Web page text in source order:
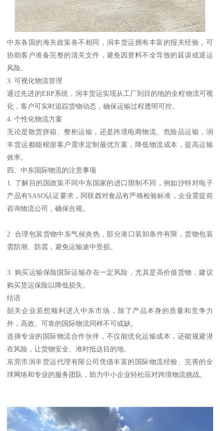
中东各国的海关政策各不相同，润丰货运拥有丰富的报关经验，可
协助客户准备完整的清关文件，避免因资料不全导致的延误或退运
风险。
3. 可视化物流管理
通过先进的ERP系统，润丰货运实现从工厂到目的地的全程物流可视
化，客户可实时追踪货物动态，确保运输过程透明可控。
4. 个性化物流方案
无论是散货拼箱、整柜运输，还是跨境电商物流、危险品运输，润
丰货运都能根据客户需求定制最优方案，降低物流成本，提高运输
效率。
四、中东国际物流的注意事项
1. 了解目的国政策不同中东国家的进口限制不同，例如沙特对电子
产品有SASO认证要求，阿联酋对食品有严格检验标准，企业需提前
咨询物流公司，确保合规。
2. 合理包装货物中东气候炎热，部分港口装卸条件有限，货物包装
需防潮、防震，避免运输途中受损。
3. 购买运输保险国际运输存在一定风险，尤其是高价值货物，建议
购买货运保险以降低损失。
结语
韶关企业若想顺利进入中东市场，除了产品本身的质量和竞争力
外，高效、可靠的国际物流同样不可或缺。
选择专业的国际物流合作伙伴，不仅能优化运输成本，还能规避潜
在风险，让货物安全、准时抵达目的地。
东莞市润丰货运代理有限公司凭借丰富的国际物流经验、完善的全
球网络和专业的服务团队，助力中小企业轻松应对跨境物流挑战。